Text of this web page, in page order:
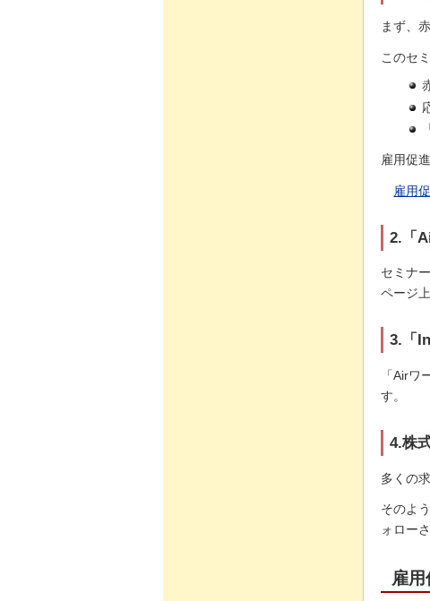
まず、
このセ
雇用促
雇用
2.「
セミナ
ページ
3.「
「Air
す。
4.株
多くの
そのよ
ォロー
雇用